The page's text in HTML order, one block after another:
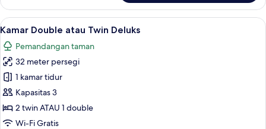
Deluxe
Room
Lihat
semua
foto
untuk
Kamar
Double
atau
Twin
Kamar Double atau Twin Deluks |
7
Kamar Double atau Twin Deluks
Pemandangan taman
32 meter persegi
1 kamar tidur
Kapasitas 3
2 twin ATAU 1 double
Wi-Fi Gratis